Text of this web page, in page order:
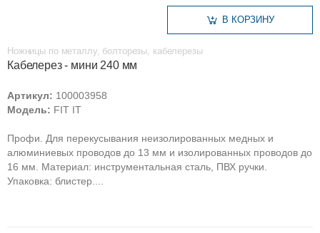
В КОРЗИНУ
Ножницы по металлу, болторезы, кабелерезы
Кабелерез - мини 240 мм
Артикул: 100003958
Модель: FIT IT
Профи. Для перекусывания неизолированных медных и
алюминиевых проводов до 13 мм и изолированных проводов до
16 мм. Материал: инструментальная сталь, ПВХ ручки.
Упаковка: блистер....